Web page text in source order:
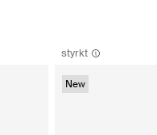
styrkt
New